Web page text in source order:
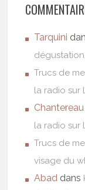
Tarquini
Trucs de
la radio sur
Chantereau
la radio sur
Trucs de
visage du
Abad dans